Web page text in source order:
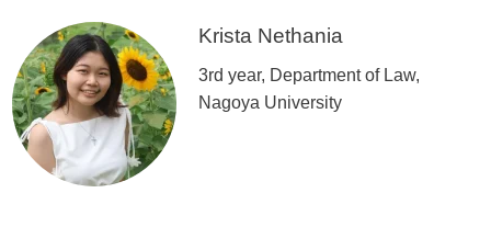
Krista Nethania
3rd year, Department of Law,
Nagoya University